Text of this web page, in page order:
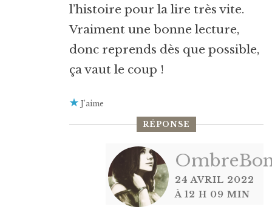
l’histoire pour la lire très vite.
Vraiment une bonne lecture,
donc reprends dès que possible,
ça vaut le coup !
J’aime
RÉPONSE
24 AVRIL 2022
À 12 H 09 MIN